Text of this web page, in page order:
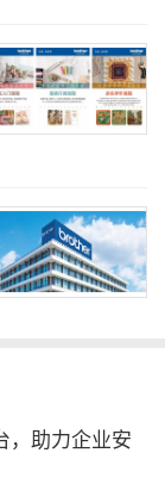
，助力企业安